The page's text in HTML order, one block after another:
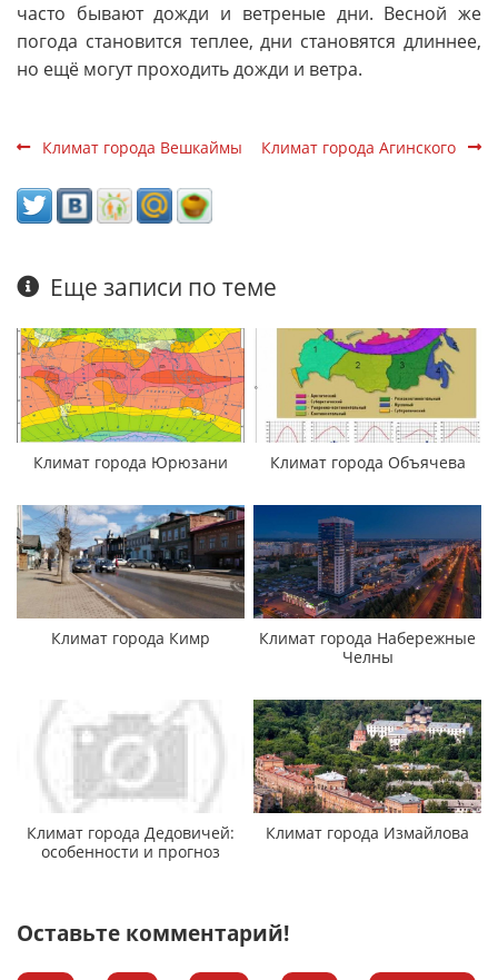
часто бывают дожди и ветреные дни. Весной же
погода становится теплее, дни становятся длиннее,
но ещё могут проходить дожди и ветра.
Климат города Вешкаймы Климат города Агинского
Еще записи по теме
Климат города Юрюзани Климат города Объячева
Климат города Кимр
Климат города Набережные
Челны
Климат города Дедовичей:
особенности и прогноз
Климат города Измайлова
Оставьте комментарий!